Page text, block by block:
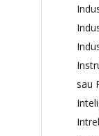
sau